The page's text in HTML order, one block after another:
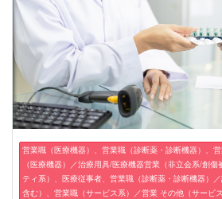
営業職（医療機器）、営業職（診断薬・診断機器）、
（医療機器）／治療用具/医療機器営業（非立会系/創
ティ系）、医療従事者、営業職（診断薬・診断機器）
含む）、営業職（サービス系）／営業 その他（サービ